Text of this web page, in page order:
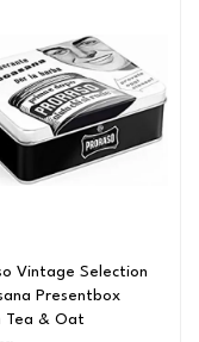
Vintage Selection
Presentbox
Tea & Oat